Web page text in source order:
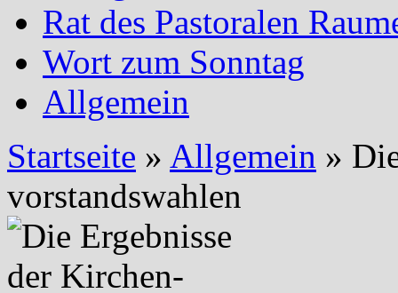
Rat des Pastoralen
Wort zum Sonntag
Allgemein
Startseite » Allgemein »
vorstandswahlen